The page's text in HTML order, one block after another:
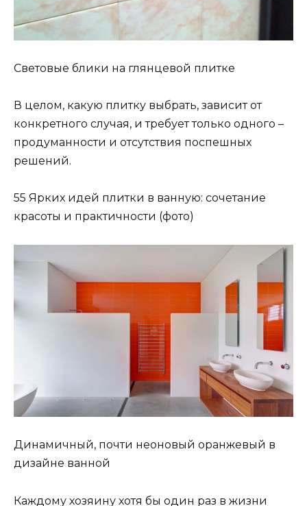
Световые блики на глянцевой плитке
В целом, какую плитку выбрать, зависит от
конкретного случая, и требует только одного –
продуманности и отсутствия поспешных
решений.
55 Ярких идей плитки в ванную: сочетание
красоты и практичности (фото)
Динамичный, почти неоновый оранжевый в
дизайне ванной
Каждому хозяину хотя бы один раз в жизни